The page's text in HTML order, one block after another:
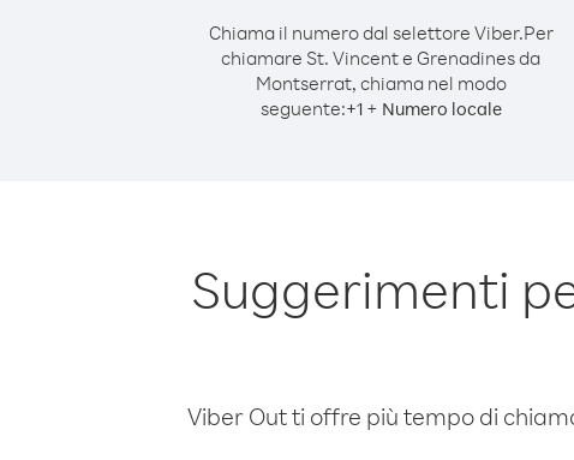
Chiama il numero dal selettore Viber.Per
chiamare St. Vincent e Grenadines da
Montserrat, chiama nel modo
seguente:+1+ Numero locale
Suggerimenti
Viber Out ti offre più tempo di